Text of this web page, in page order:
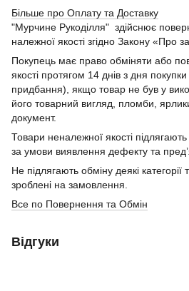
Більше про Оплату та Доставку
"Мурчине Рукоділля" здійснює
належної якості згідно Закону «Про
Покупець має право обміняти або
якості протягом 14 днів з дня
придбання), якщо товар не був у
його товарний вигляд, пломби,
документ.
Товари неналежної якості
за умови виявлення дефекту та
Не підлягають обміну деякі категорії
зроблені на замовлення.
Все по Повернення та Обмін
Відгуки